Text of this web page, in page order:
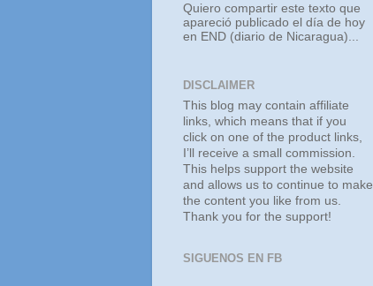
Quiero compartir este texto que
apareció publicado el día de hoy
en END (diario de Nicaragua)...
DISCLAIMER
This blog may contain affiliate
links, which means that if you
click on one of the product links,
I’ll receive a small commission.
This helps support the website
and allows us to continue to make
the content you like from us.
Thank you for the support!
SIGUENOS EN FB